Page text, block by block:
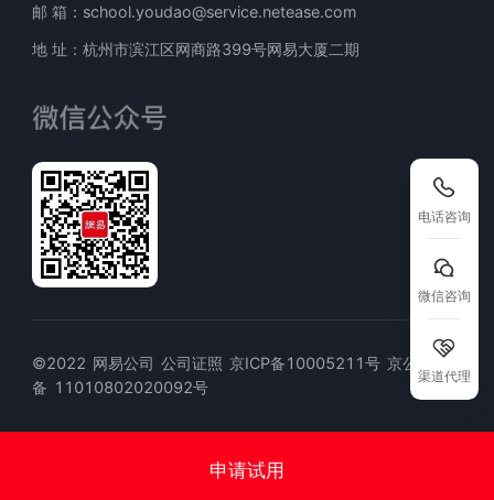
电话咨询
微信咨询
渠道代理
邮 箱：school.youdao@service.netease.com
地 址：杭州市滨江区网商路399号网易大厦二期
©2022 网易公司 公司证照 京ICP备10005211号 京公网安
备 11010802020092号
申请试用